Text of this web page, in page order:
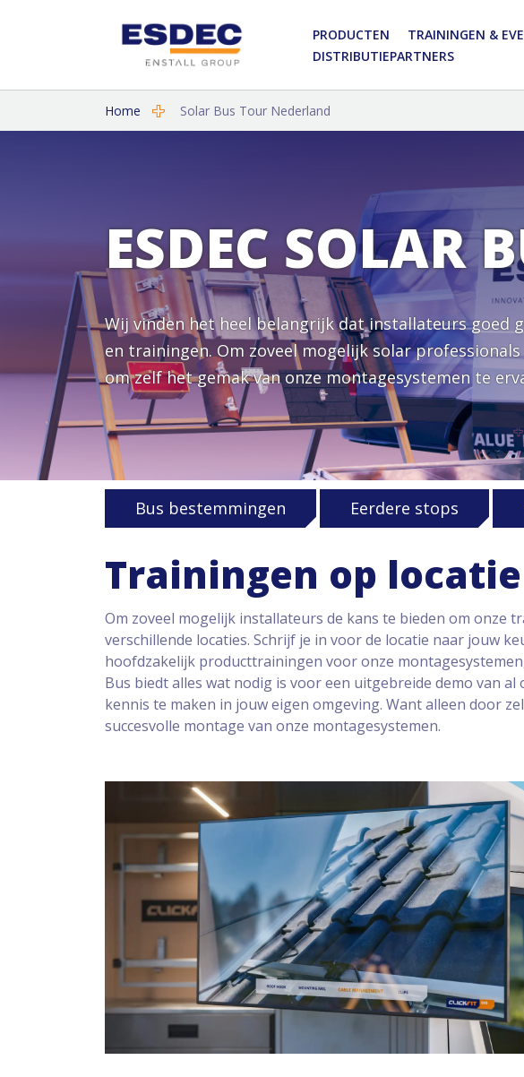
PRODUCTEN TRAININGEN &
DISTRIBUTIEPARTNERS
Home Solar Bus Tour Nederland
ESDEC SOLAR
Wij vinden het heel belangrijk dat installateurs goed
en trainingen. Om zoveel mogelijk solar
om zelf het gemak van onze montagesystemen te
Bus bestemmingen Eerdere stops
Trainingen op locatie
Om zoveel mogelijk installateurs de kans te bieden om onze
verschillende locaties. Schrijf je in voor de locatie naar jouw
hoofdzakelijk producttrainingen voor onze
Bus biedt alles wat nodig is voor een uitgebreide demo van
kennis te maken in jouw eigen omgeving. Want alleen door
succesvolle montage van onze montagesystemen.